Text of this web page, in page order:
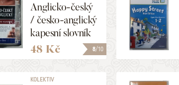
8/10
Anglicko-český
/ česko-anglický
kapesní slovník
48 Kč
KOLEKTIV